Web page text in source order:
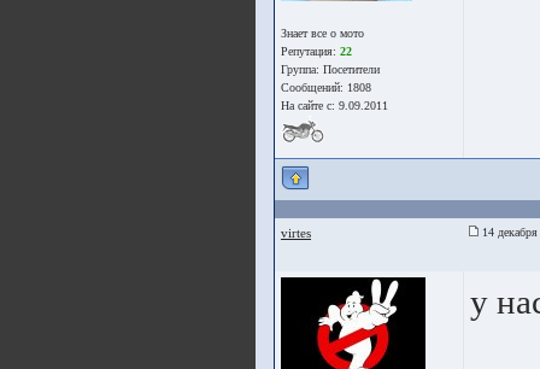
Знает все о мото
Репутация: 22
Группа: Посетители
Сообщений: 1808
На сайте с: 9.09.2011
virtes 14
у